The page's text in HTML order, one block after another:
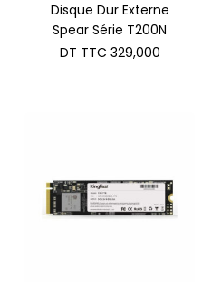
Disque Dur Externe
Spear Série T200N
DT TTC 329,000